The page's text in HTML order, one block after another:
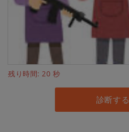
残り時間:20 秒
診断する